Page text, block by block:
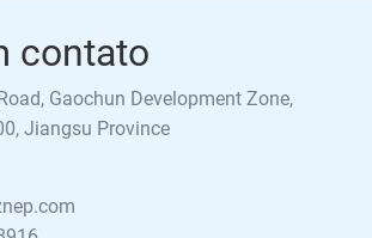
contato
Gaochun Development Zone,
Jiangsu Province